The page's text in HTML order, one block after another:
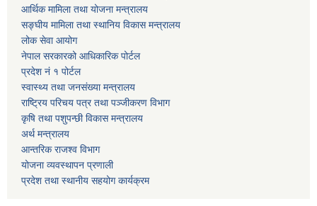
आर्थिक मामिला तथा योजना मन्त्रालय
सङ्घीय मामिला तथा स्थानिय विकास मन्त्रालय
लोक सेवा आयोग
नेपाल सरकारको आधिकारिक पोर्टल
प्रदेश नं १ पोर्टल
स्वास्थ्य तथा जनसंख्या मन्त्रालय
राष्ट्रिय परिचय पत्र तथा पञ्जीकरण विभाग
कृषि तथा पशुपन्छी विकास मन्त्रालय
अर्थ मन्त्रालय
आन्तरिक राजश्व विभाग
योजना व्यवस्थापन प्रणाली
प्रदेश तथा स्थानीय सहयोग कार्यक्रम